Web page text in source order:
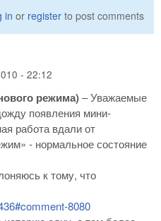
in or register to post comments
- 22:12
режима)– Уважаемые
появления мини-
работа вдали от
- нормальное состояние
к тому, что
8080